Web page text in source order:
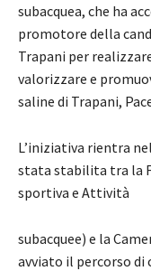
subacquea, che ha
promotore della
Trapani per
valorizzare e
saline di Trapani,
L’iniziativa rientra
stata stabilita tra la
sportiva e Attività
subacquee) e la
avviato il percorso di